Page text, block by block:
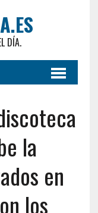
DÍA.
la
en
los